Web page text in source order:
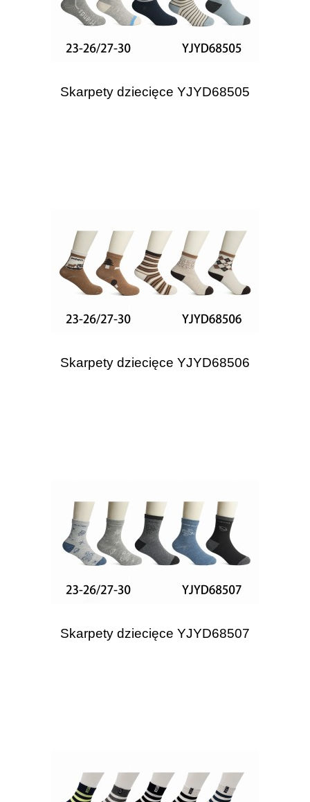
Skarpety dziecięce YJYD68505
Skarpety dziecięce YJYD68506
Skarpety dziecięce YJYD68507